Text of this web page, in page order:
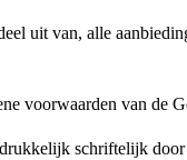
uit van, alle
voorwaarden van de
schriftelijk